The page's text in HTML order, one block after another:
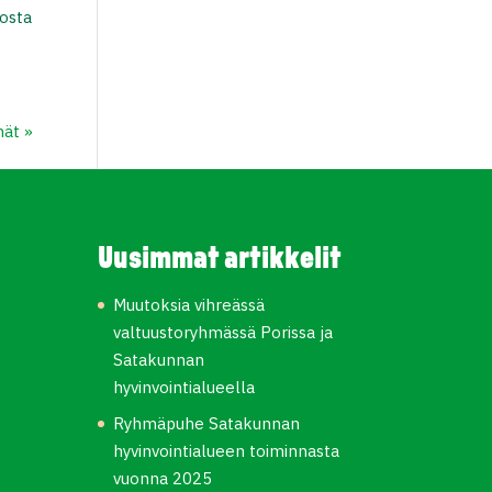
»
Uusimmat artikkelit
Muutoksia vihreässä
valtuustoryhmässä Porissa ja
Satakunnan
hyvinvointialueella
Ryhmäpuhe Satakunnan
hyvinvointialueen toiminnasta
vuonna 2025